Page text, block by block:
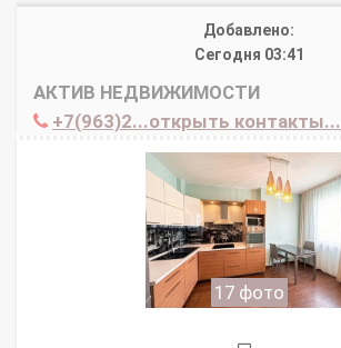
Добавлено:
Сегодня 03:41
АКТИВ НЕДВИЖИМОСТИ
+7(963)2...открыть контакты...
17 фото